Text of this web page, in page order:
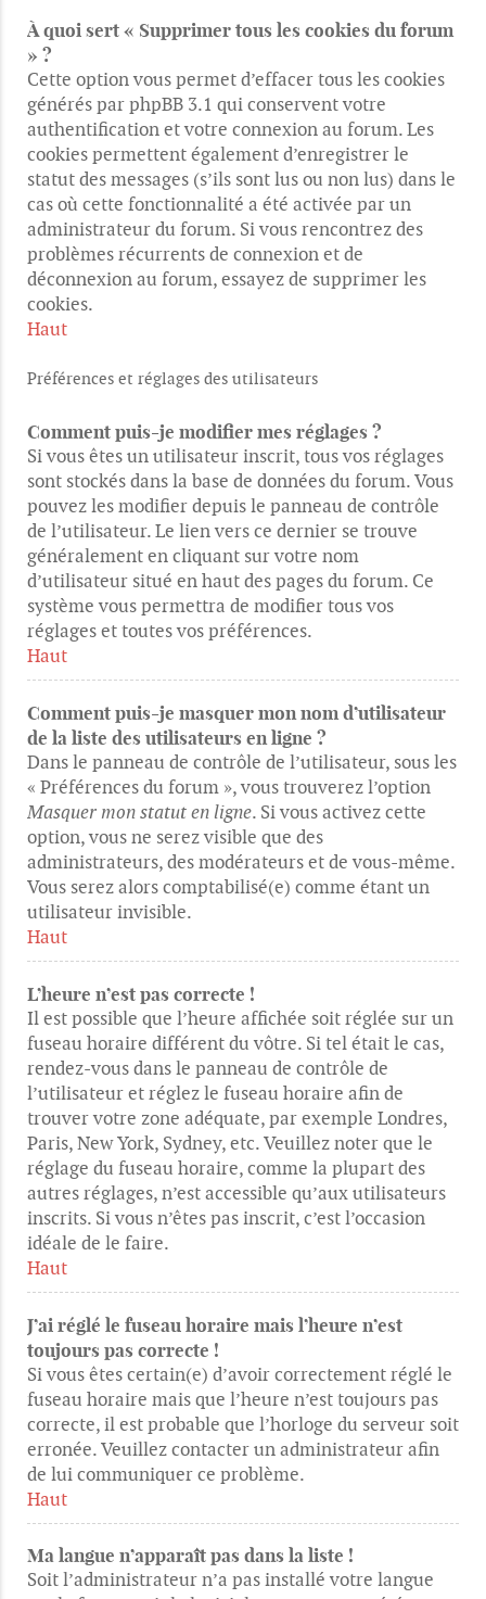
À quoi sert « Supprimer tous les cookies du forum
» ?
Cette option vous permet d’effacer tous les cookies
générés par phpBB 3.1 qui conservent votre
authentification et votre connexion au forum. Les
cookies permettent également d’enregistrer le
statut des messages (s’ils sont lus ou non lus) dans le
cas où cette fonctionnalité a été activée par un
administrateur du forum. Si vous rencontrez des
problèmes récurrents de connexion et de
déconnexion au forum, essayez de supprimer les
cookies.
Haut
Préférences et réglages des utilisateurs
Comment puis-je modifier mes réglages ?
Si vous êtes un utilisateur inscrit, tous vos réglages
sont stockés dans la base de données du forum. Vous
pouvez les modifier depuis le panneau de contrôle
de l’utilisateur. Le lien vers ce dernier se trouve
généralement en cliquant sur votre nom
d’utilisateur situé en haut des pages du forum. Ce
système vous permettra de modifier tous vos
réglages et toutes vos préférences.
Haut
Comment puis-je masquer mon nom d’utilisateur
de la liste des utilisateurs en ligne ?
Dans le panneau de contrôle de l’utilisateur, sous les
« Préférences du forum », vous trouverez l’option
Masquer mon statut en ligne. Si vous activez cette
option, vous ne serez visible que des
administrateurs, des modérateurs et de vous-même.
Vous serez alors comptabilisé(e) comme étant un
utilisateur invisible.
Haut
L’heure n’est pas correcte !
Il est possible que l’heure affichée soit réglée sur un
fuseau horaire différent du vôtre. Si tel était le cas,
rendez-vous dans le panneau de contrôle de
l’utilisateur et réglez le fuseau horaire afin de
trouver votre zone adéquate, par exemple Londres,
Paris, New York, Sydney, etc. Veuillez noter que le
réglage du fuseau horaire, comme la plupart des
autres réglages, n’est accessible qu’aux utilisateurs
inscrits. Si vous n’êtes pas inscrit, c’est l’occasion
idéale de le faire.
Haut
J’ai réglé le fuseau horaire mais l’heure n’est
toujours pas correcte !
Si vous êtes certain(e) d’avoir correctement réglé le
fuseau horaire mais que l’heure n’est toujours pas
correcte, il est probable que l’horloge du serveur soit
erronée. Veuillez contacter un administrateur afin
de lui communiquer ce problème.
Haut
Ma langue n’apparaît pas dans la liste !
Soit l’administrateur n’a pas installé votre langue